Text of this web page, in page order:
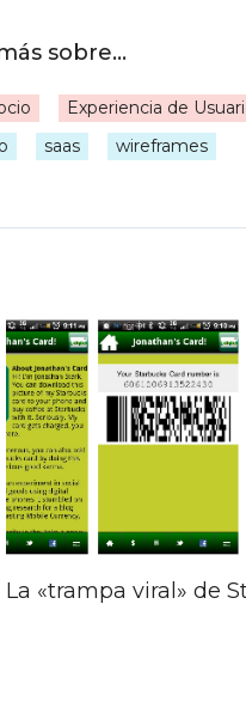
Experiencia de
saas wireframes
La «trampa viral» de